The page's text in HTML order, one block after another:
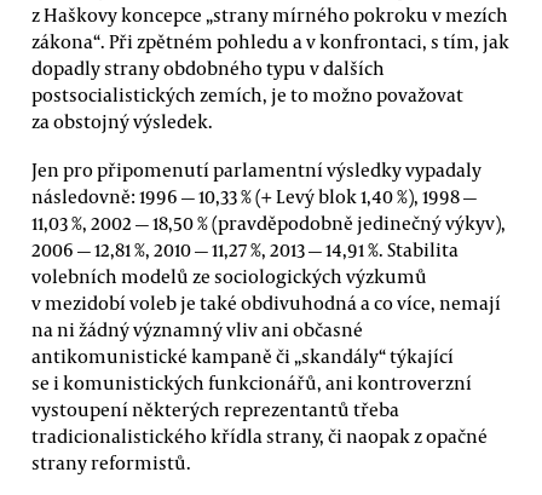
z Haškovy koncepce „strany mírného pokroku v mezích
zákona“. Při zpětném pohledu a v konfrontaci, s tím, jak
dopadly strany obdobného typu v dalších
postsocialistických zemích, je to možno považovat
za obstojný výsledek.
Jen pro připomenutí parlamentní výsledky vypadaly
následovně: 1996 — 10,33 % (+ Levý blok 1,40 %), 1998 —
11,03 %, 2002 — 18,50 % (pravděpodobně jedinečný výkyv),
2006 — 12,81 %, 2010 — 11,27 %, 2013 — 14,91 %. Stabilita
volebních modelů ze sociologických výzkumů
v mezidobí voleb je také obdivuhodná a co více, nemají
na ni žádný významný vliv ani občasné
antikomunistické kampaně či „skandály“ týkající
se i komunistických funkcionářů, ani kontroverzní
vystoupení některých reprezentantů třeba
tradicionalistického křídla strany, či naopak z opačné
strany reformistů.